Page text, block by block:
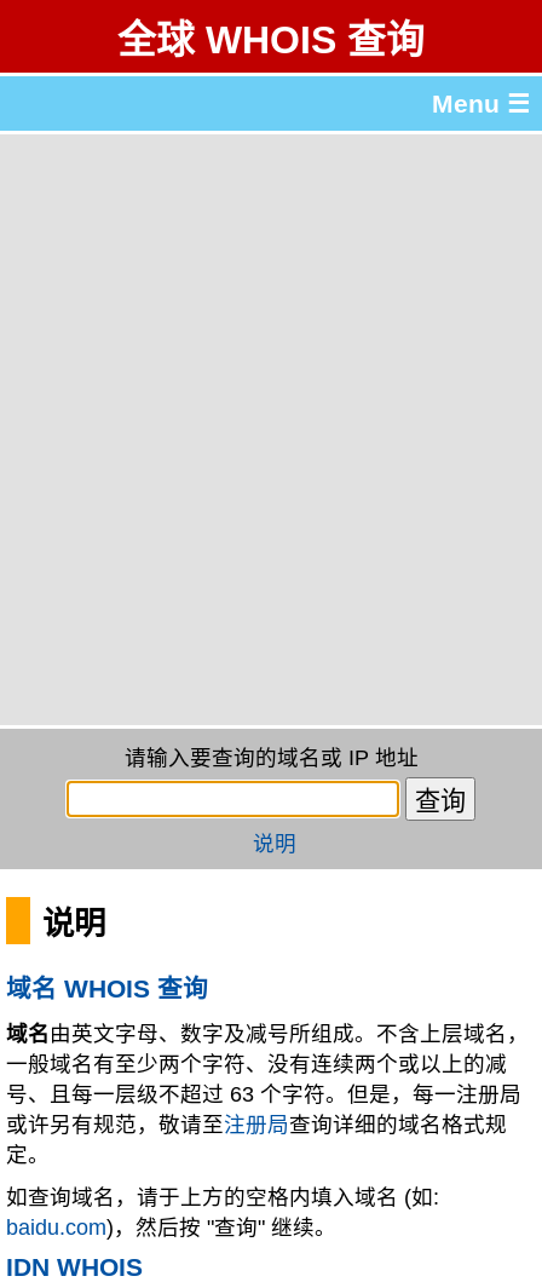
全球 WHOIS 查询
Menu ☰
请输入要查询的域名或 IP 地址
说明
说明
域名 WHOIS 查询
域名 由英文字母、数字及减号所组成。不含上层域名，
一般域名有至少两个字符、没有连续两个或以上的减
号、且每一层级不超过 63 个字符。但是，每一注册局
或许另有规范，敬请至注册局查询详细的域名格式规
定。
如查询域名，请于上方的空格内填入域名 (如:
baidu.com)，然后按 "查询" 继续。
IDN WHOIS